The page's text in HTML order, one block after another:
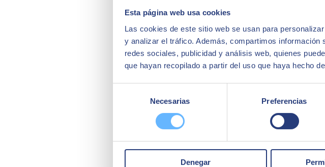
Esta página web usa cookies
Las cookies de este sitio web se usan para
y analizar el tráfico. Además, compartimos
redes sociales, publicidad y análisis web, quienes
que hayan recopilado a partir del uso que haya hecho
consentimiento
Necesarias Preferencias
Denegar